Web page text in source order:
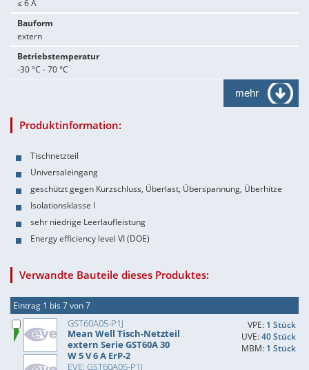
≤ 6 A
Bauform
extern
Betriebstemperatur
-30 °C - 70 °C
mehr
Produktinformation:
Tischnetzteil
Universaleingang
geschützt gegen Kurzschluss, Überlast, Überspannung, Überhitze
Isolationsklasse I
sehr niedrige Leerlaufleistung
Energy efficiency level VI (DOE)
Verwandte Bauteile dieses Produktes:
Eintrag 1 bis 7 von 7
GST60A05-P1J
Mean Well Tisch-Netzteil
extern Serie GST60A 30
W 5 V 6 A ErP-2
EVE: GST60A05-P1J
VPE: 1 Stück
UVE:40 Stück
MBM: 1 Stück